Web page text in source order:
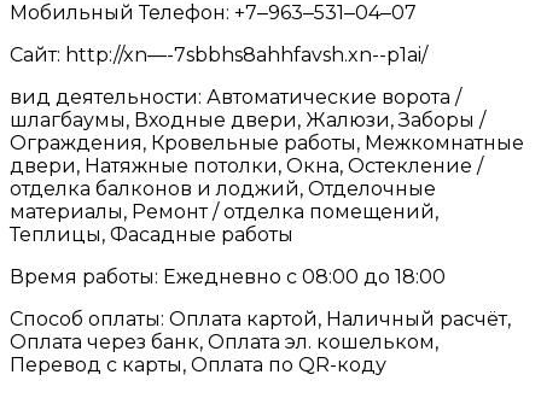
Мобильный Телефон: +7‒963‒531‒04‒07
Сайт: http://xn—-7sbbhs8ahhfavsh.xn--p1ai/
вид деятельности: Автоматические ворота /
шлагбаумы, Входные двери, Жалюзи, Заборы /
Ограждения, Кровельные работы, Межкомнатные
двери, Натяжные потолки, Окна, Остекление /
отделка балконов и лоджий, Отделочные
материалы, Ремонт / отделка помещений,
Теплицы, Фасадные работы
Время работы: Ежедневно с 08:00 до 18:00
Способ оплаты: Оплата картой, Наличный расчёт,
Оплата через банк, Оплата эл. кошельком,
Перевод с карты, Оплата по QR-коду